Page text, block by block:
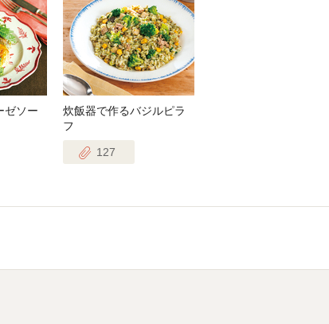
ゼソー
炊飯器で作るバジルピラ
フ
127